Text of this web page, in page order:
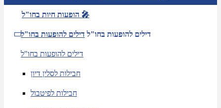
הופעות חיות בחו"ל 🎤
דילים להופעות בחו"ל דילים להופעות בחו"ל
דילים להופעות בחו"ל
חבילות לסלין דיון
חבילות לפיטבול